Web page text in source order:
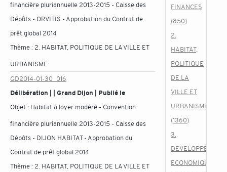
financière pluriannuelle 2013-2015 - Caisse des
Dépôts - ORVITIS - Approbation du Contrat de
prêt global 2014
Thème : 2. HABITAT, POLITIQUE DE LA VILLE ET
URBANISME
GD2014-01-30_016
Délibération | | Grand Dijon | Publié le
Objet : Habitat à loyer modéré - Convention
financière pluriannuelle 2013-2015 - Caisse des
Dépôts - DIJON HABITAT - Approbation du
Contrat de prêt global 2014
Thème : 2. HABITAT, POLITIQUE DE LA VILLE ET
FINANCES
(850)
2.
HABITAT,
POLITIQUE
DE LA
VILLE ET
URBANISME
(1360)
3.
DEVELOPPEMENT
ECONOMIQUE,